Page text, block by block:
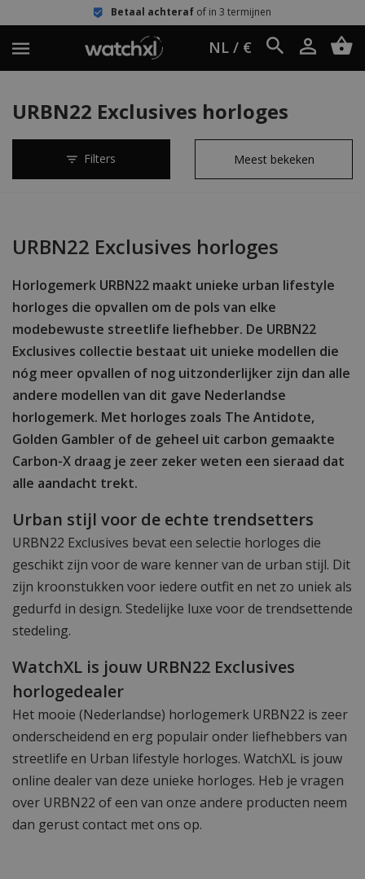
Betaal achteraf of in 3 termijnen
NL / €
URBN22 Exclusives horloges
Filters
URBN22 Exclusives horloges
Horlogemerk URBN22 maakt unieke urban lifestyle
horloges die opvallen om de pols van elke
modebewuste streetlife liefhebber. De URBN22
Exclusives collectie bestaat uit unieke modellen die
nóg meer opvallen of nog uitzonderlijker zijn dan alle
andere modellen van dit gave Nederlandse
horlogemerk. Met horloges zoals The Antidote,
Golden Gambler of de geheel uit carbon gemaakte
Carbon-X draag je zeer zeker weten een sieraad dat
alle aandacht trekt.
Urban stijl voor de echte trendsetters
URBN22 Exclusives bevat een selectie horloges die
geschikt zijn voor de ware kenner van de urban stijl. Dit
zijn kroonstukken voor iedere outfit en net zo uniek als
gedurfd in design. Stedelijke luxe voor de trendsettende
stedeling.
WatchXL is jouw URBN22 Exclusives
horlogedealer
Het mooie (Nederlandse) horlogemerk URBN22 is zeer
onderscheidend en erg populair onder liefhebbers van
streetlife en Urban lifestyle horloges. WatchXL is jouw
online dealer van deze unieke horloges. Heb je vragen
over URBN22 of een van onze andere producten neem
dan gerust contact met ons op.